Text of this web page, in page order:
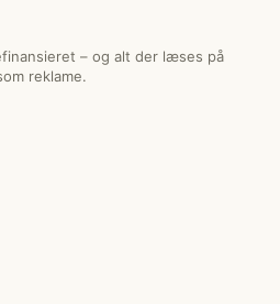
– og alt der læses på
reklame.